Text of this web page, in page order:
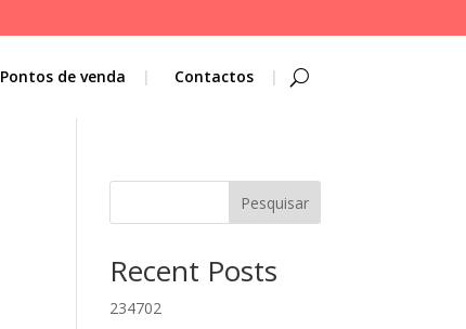
Pontos de venda Contactos
Pesquisar
Recent Posts
234702